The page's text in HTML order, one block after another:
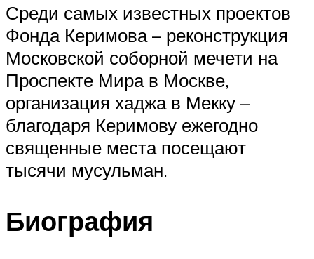
Среди самых известных проектов
Фонда Керимова – реконструкция
Московской соборной мечети на
Проспекте Мира в Москве,
организация хаджа в Мекку –
благодаря Керимову ежегодно
священные места посещают
тысячи мусульман.
Биография